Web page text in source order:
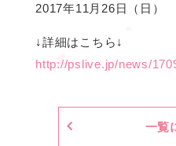
2017年11月26日（日）
↓詳細はこちら↓
http://pslive.jp/news/
一覧